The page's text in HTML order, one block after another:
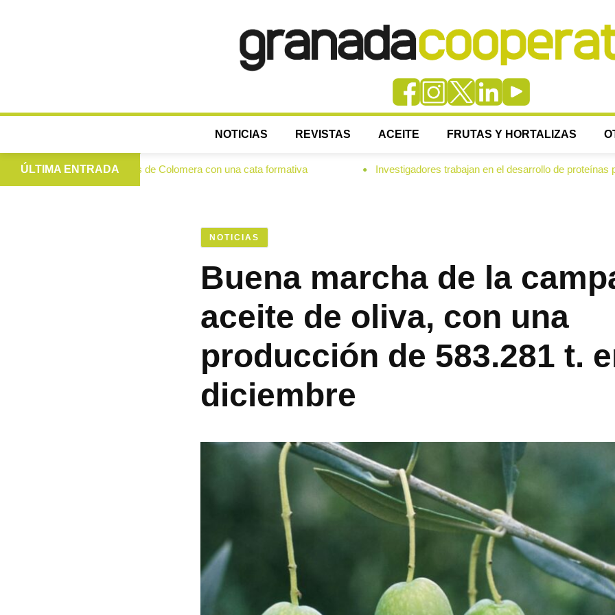
NOTICIAS REVISTAS ACEITE FRUTAS Y HORTALIZAS
ÚLTIMA ENTRADA
mujeres de Colomera con una cata formativa ● Investigadores trabajan en el desarrollo de proteínas para alimentar
NOTICIAS
Buena marcha de la
aceite de oliva, con una
producción de 583.281 t.
diciembre